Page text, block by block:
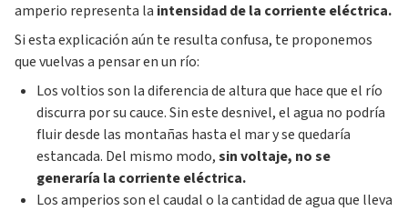
amperio representa la intensidad de la corriente eléctrica.
Si esta explicación aún te resulta confusa, te proponemos
que vuelvas a pensar en un río:
Los voltios son la diferencia de altura que hace que el río
discurra por su cauce. Sin este desnivel, el agua no podría
fluir desde las montañas hasta el mar y se quedaría
estancada. Del mismo modo,sin voltaje, no se
generaría la corriente eléctrica.
Los amperios son el caudal o la cantidad de agua que lleva